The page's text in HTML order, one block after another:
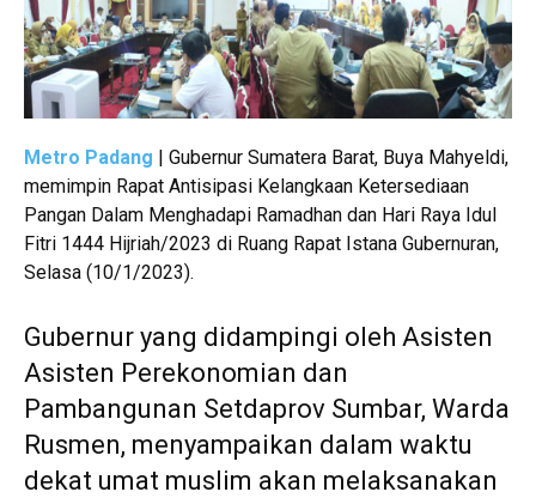
Metro Padang | Gubernur Sumatera Barat, Buya Mahyeldi,
memimpin Rapat Antisipasi Kelangkaan Ketersediaan
Pangan Dalam Menghadapi Ramadhan dan Hari Raya Idul
Fitri 1444 Hijriah/2023 di Ruang Rapat Istana Gubernuran,
Selasa (10/1/2023).
Gubernur yang didampingi oleh Asisten
Asisten Perekonomian dan
Pambangunan Setdaprov Sumbar, Warda
Rusmen, menyampaikan dalam waktu
dekat umat muslim akan melaksanakan